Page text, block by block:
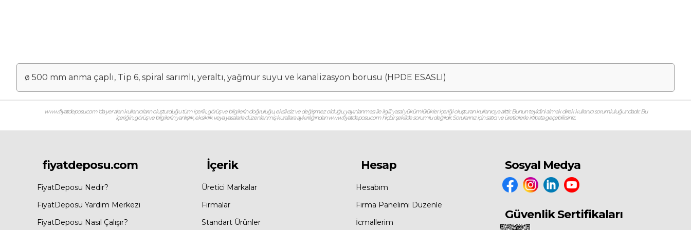
ø 500 mm anma çaplı, Tip 6, spiral sarımlı, yeraltı, yağmur suyu ve kanalizasyon borusu (HPDE ESASLI)
www.fiyatdeposu.com ‘da yer alan kullanıcıların oluşturduğu tüm içerik, görüş ve bilgilerin doğruluğu, eksiksiz ve değişmez olduğu, yayınlanması ile ilgili yasal yükümlülükler içeriği oluşturan kullanıcıya aittir. Bunun teyidini almak direk kullanıcı sorumluluğundadır. Bu
içeriğin, görüş ve bilgilerin yanlışlık, eksiklik veya yasalarla düzenlenmiş kurallara aykırılığından www.fiyatdeposu.com hiçbir şekilde sorumlu değildir. Sorularınız için satıcı ve üreticilerle irtibata geçebilirsiniz.
fiyatdeposu.com
FiyatDeposu Nedir?
FiyatDeposu Yardım Merkezi
FiyatDeposu Nasıl Çalışır?
İçerik
Üretici Markalar
Firmalar
Standart Ürünler
Hesap
Hesabım
Firma Panelimi Düzenle
İcmallerim
Sosyal Medya
Güvenlik Sertifikaları